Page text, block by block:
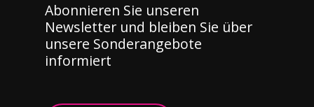
Abonnieren Sie unseren
Newsletter und bleiben Sie über
unsere Sonderangebote
informiert